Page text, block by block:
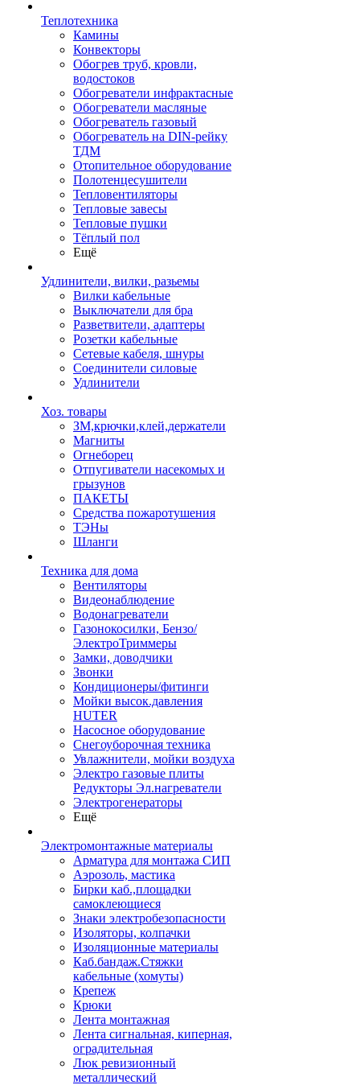
Теплотехника
Камины
Конвекторы
Обогрев труб, кровли,
водостоков
Обогреватели инфрактасные
Обогреватели масляные
Обогреватель газовый
Обогреватель на DIN-рейку
ТДМ
Отопительное оборудование
Полотенцесушители
Тепловентиляторы
Тепловые завесы
Тепловые пушки
Тёплый пол
Ещё
Удлинители, вилки, разьемы
Вилки кабельные
Выключатели для бра
Разветвители, адаптеры
Розетки кабельные
Сетевые кабеля, шнуры
Соединители силовые
Удлинители
Хоз. товары
ЗМ,крючки,клей,держатели
Магниты
Огнеборец
Отпугиватели насекомых и
грызунов
ПАКЕТЫ
Средства пожаротушения
ТЭНы
Шланги
Техника для дома
Вентиляторы
Видеонаблюдение
Водонагреватели
Газонокосилки, Бензо/
ЭлектроТриммеры
Замки, доводчики
Звонки
Кондиционеры/фитинги
Мойки высок.давления
HUTER
Насосное оборудование
Снегоуборочная техника
Увлажнители, мойки воздуха
Электро газовые плиты
Редукторы Эл.нагреватели
Электрогенераторы
Ещё
Электромонтажные материалы
Арматура для монтажа СИП
Аэрозоль, мастика
Бирки каб.,площадки
самоклеющиеся
Знаки электробезопасности
Изоляторы, колпачки
Изоляционные материалы
Каб.бандаж.Стяжки
кабельные (хомуты)
Крепеж
Крюки
Лента монтажная
Лента сигнальная, киперная,
оградительная
Люк ревизионный
металлический